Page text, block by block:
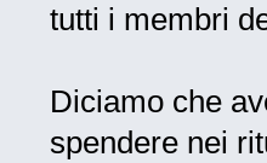
tutti i membri
Diciamo che
spendere nei